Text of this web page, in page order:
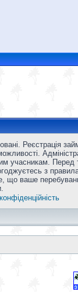
Реєстрація
учасникам. Перед
з
що ваше